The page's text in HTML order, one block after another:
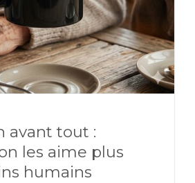
avant tout :
les aime plus
humains